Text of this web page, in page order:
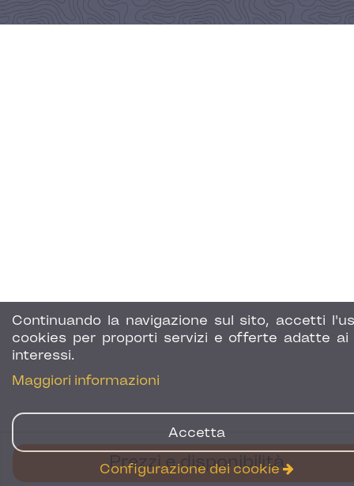
Prezzi e disponibilità
Continuando la navigazione sul sito, accetti
cookies per proporti servizi e offerte adatte ai
interessi.
Maggiori informazioni
Accetta
Configurazione dei cookie